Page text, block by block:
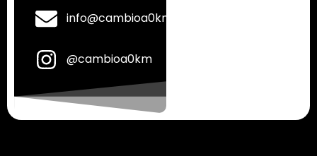
info@cambioa0km.com
@cambioa0km